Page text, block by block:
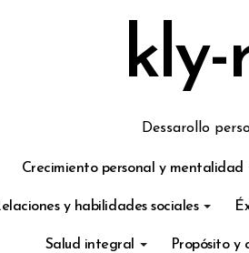
kly-
Dessarollo
Crecimiento personal y mentalidad
y habilidades sociales
Salud integral Propósito y